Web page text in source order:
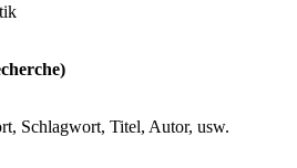
Schlagwort, Titel, Autor, usw.